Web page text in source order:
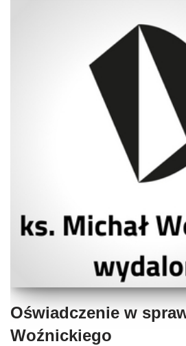
Oświadczenie w
Woźnickiego